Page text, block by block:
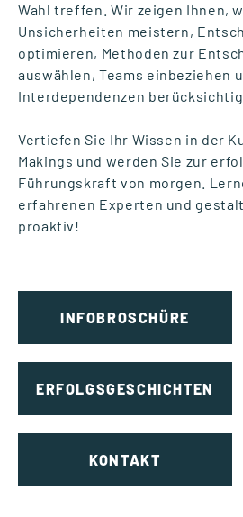
Wahl treffen. Wir zeigen Ihnen,
Unsicherheiten meistern,
optimieren, Methoden zur
auswählen, Teams einbeziehen
Interdependenzen
Vertiefen Sie Ihr Wissen in der
Makings und werden Sie zur
Führungskraft von morgen.
erfahrenen Experten und
proaktiv!
INFOBROSCHÜRE
ERFOLGSGESCHICHTEN
KONTAKT